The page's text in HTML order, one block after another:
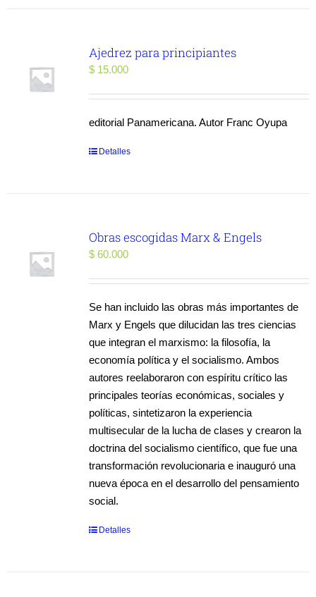
Ajedrez para principiantes
$15.000
editorial Panamericana. Autor Franc Oyupa
Detalles
Obras escogidas Marx & Engels
$60.000
Se han incluido las obras más importantes de
Marx y Engels que dilucidan las tres ciencias
que integran el marxismo: la filosofía, la
economía política y el socialismo. Ambos
autores reelaboraron con espíritu crítico las
principales teorías económicas, sociales y
políticas, sintetizaron la experiencia
multisecular de la lucha de clases y crearon la
doctrina del socialismo científico, que fue una
transformación revolucionaria e inauguró una
nueva época en el desarrollo del pensamiento
social.
Detalles